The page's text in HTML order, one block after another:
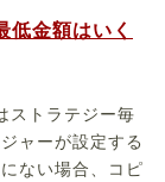
金額はいく
ストラテジー毎
ャーが設定する
ない場合、コピ